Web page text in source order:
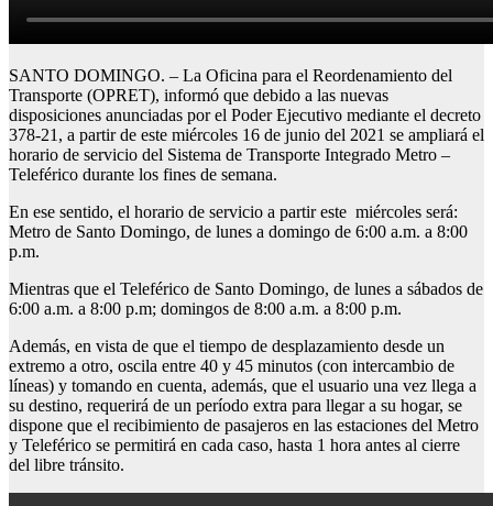
SANTO DOMINGO. – La Oficina para el Reordenamiento del
Transporte (OPRET), informó que debido a las nuevas
disposiciones anunciadas por el Poder Ejecutivo mediante el decreto
378-21, a partir de este miércoles 16 de junio del 2021 se ampliará el
horario de servicio del Sistema de Transporte Integrado Metro –
Teleférico durante los fines de semana.
En ese sentido, el horario de servicio a partir este miércoles será:
Metro de Santo Domingo, de lunes a domingo de 6:00 a.m. a 8:00
p.m.
Mientras que el Teleférico de Santo Domingo, de lunes a sábados de
6:00 a.m. a 8:00 p.m; domingos de 8:00 a.m. a 8:00 p.m.
Además, en vista de que el tiempo de desplazamiento desde un
extremo a otro, oscila entre 40 y 45 minutos (con intercambio de
líneas) y tomando en cuenta, además, que el usuario una vez llega a
su destino, requerirá de un período extra para llegar a su hogar, se
dispone que el recibimiento de pasajeros en las estaciones del Metro
y Teleférico se permitirá en cada caso, hasta 1 hora antes al cierre
del libre tránsito.